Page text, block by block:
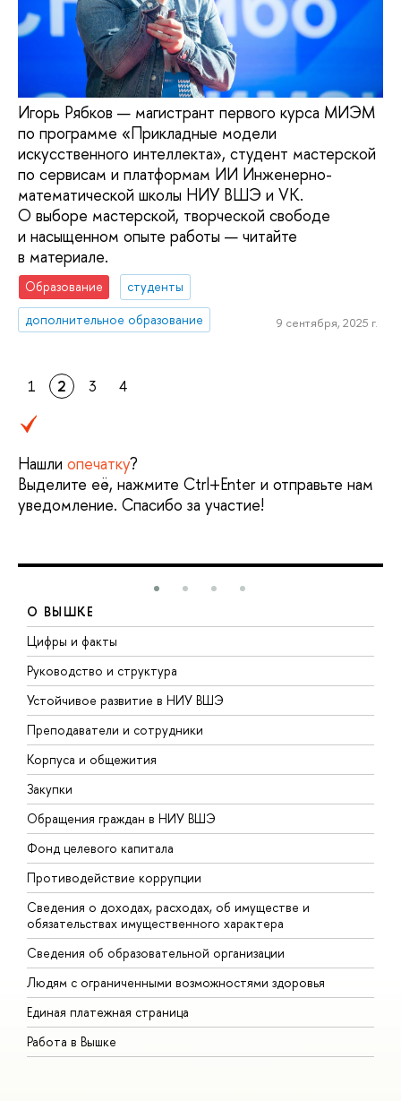
Игорь Рябков — магистрант первого курса МИЭМ
по программе «Прикладные модели
искусственного интеллекта», студент мастерской
по сервисам и платформам ИИ Инженерно-
математической школы НИУ ВШЭ и VK.
О выборе мастерской, творческой свободе
и насыщенном опыте работы — читайте
в материале.
Образование
студенты
дополнительное образование
9 сентября, 2025 г.
1 2 3 4
Нашли опечатку?
Выделите её, нажмите Ctrl+Enter и отправьте нам
уведомление. Спасибо за участие!
О ВЫШКЕ
Цифры и факты
Руководство и структура
Устойчивое развитие в НИУ ВШЭ
Преподаватели и сотрудники
Корпуса и общежития
Закупки
Обращения граждан в НИУ ВШЭ
Фонд целевого капитала
Противодействие коррупции
Сведения о доходах, расходах, об имуществе и
обязательствах имущественного характера
Сведения об образовательной организации
Людям с ограниченными возможностями здоровья
Единая платежная страница
Работа в Вышке